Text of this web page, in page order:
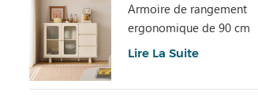
Armoire de rangement
ergonomique de 90 cm
de hauteur et spacieuse
Lire La Suite